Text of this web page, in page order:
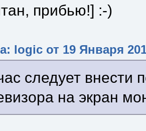
прибью!] :-)
logic от 19 Января
следует внести
на экран